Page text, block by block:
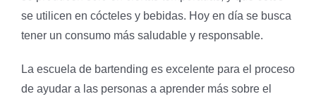
se utilicen en cócteles y bebidas. Hoy en día se busca
tener un consumo más saludable y responsable.
La escuela de bartending es excelente para el proceso
de ayudar a las personas a aprender más sobre el